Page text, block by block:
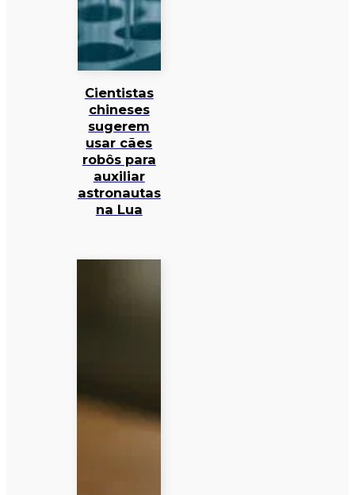
Cientistas
chineses
sugerem
usar cães
robôs para
auxiliar
astronautas
na Lua